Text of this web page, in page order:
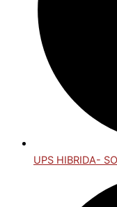
UPS HIBRIDA-